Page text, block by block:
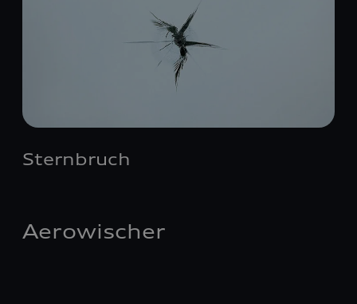
Sternbruch
Aerowischer